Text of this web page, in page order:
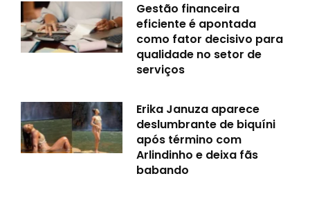
Gestão financeira
eficiente é apontada
como fator decisivo para
qualidade no setor de
serviços
Erika Januza aparece
deslumbrante de biquíni
após término com
Arlindinho e deixa fãs
babando